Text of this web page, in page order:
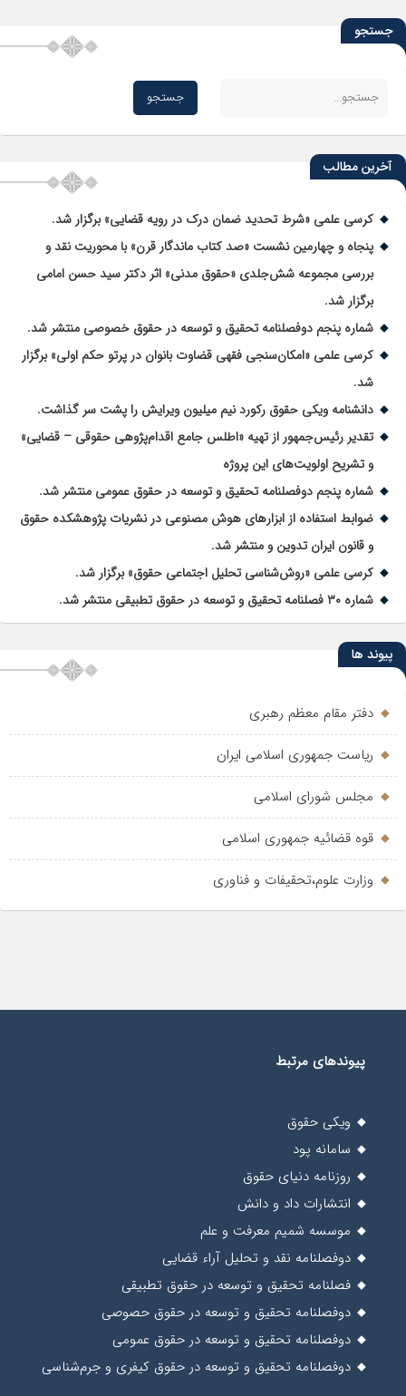
جستجو
آخرین مطالب
کرسی علمی «شرط تحدید ضمان درک در رویه قضایی» برگزار شد.
پنجاه و چهارمین نشست «صد کتاب ماندگار قرن» با محوریت نقد و
بررسی مجموعه شش‌جلدی «حقوق مدنی» اثر دکتر سید حسن امامی
برگزار شد.
شماره پنجم دوفصلنامه تحقیق و توسعه در حقوق خصوصی منتشر شد.
کرسی علمی «امکان‌سنجی فقهی قضاوت بانوان در پرتو حکم اولی» برگزار
شد.
دانشنامه ویکی حقوق رکورد نیم میلیون ویرایش را پشت سر گذاشت.
تقدیر رئیس‌جمهور از تهیه «اطلس جامع اقدام‌پژوهی حقوقی – قضایی»
و تشریح اولویت‌های این پروژه
شماره پنجم دوفصلنامه تحقیق و توسعه در حقوق عمومی منتشر شد.
ضوابط استفاده از ابزارهای هوش مصنوعی در نشریات پژوهشکده حقوق
و قانون ایران تدوین و منتشر شد.
کرسی علمی «روش‌شناسی تحلیل اجتماعی حقوق» برگزار شد.
شماره ۳۰ فصلنامه تحقیق و توسعه در حقوق تطبیقی منتشر شد.
پیوند ها
دفتر مقام معظم رهبری
ریاست جمهوری اسلامی ایران
مجلس شورای اسلامی
قوه قضائیه جمهوری اسلامی
وزارت علوم،تحقیفات و فناوری
پیوندهای مرتبط
ویکی حقوق
سامانه پود
روزنامه دنیای حقوق
انتشارات داد و دانش
موسسه شمیم معرفت و علم
دوفصلنامه نقد و تحلیل آراء قضایی
فصلنامه تحقیق و توسعه در حقوق تطبیقی
دوفصلنامه تحقیق و توسعه در حقوق حصوصی
دوفصلنامه تحقیق و توسعه در حقوق عمومی
دوفصلنامه تحقیق و توسعه در حقوق کیفری و جرم‌شناسی